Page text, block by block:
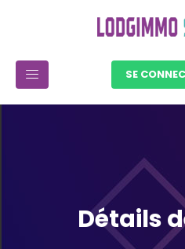
SE
Détails